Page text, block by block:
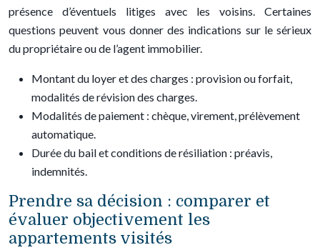
présence d’éventuels litiges avec les voisins. Certaines
questions peuvent vous donner des indications sur le sérieux
du propriétaire ou de l’agent immobilier.
Montant du loyer et des charges : provision ou forfait,
modalités de révision des charges.
Modalités de paiement : chèque, virement, prélèvement
automatique.
Durée du bail et conditions de résiliation : préavis,
indemnités.
Prendre sa décision : comparer et
évaluer objectivement les
appartements visités